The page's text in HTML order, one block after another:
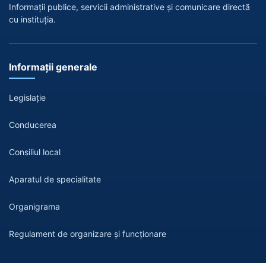
Informații publice, servicii administrative și comunicare directă
cu instituția.
Informații generale
Legislație
Conducerea
Consiliul local
Aparatul de specialitate
Organigrama
Regulament de organizare și funcționare